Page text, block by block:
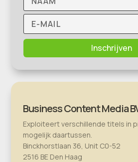
Inschrijven
Business Content Media
Exploiteert verschillende titels in
mogelijk daartussen.
Binckhorstlaan 36, Unit C0-52
2516 BE Den Haag